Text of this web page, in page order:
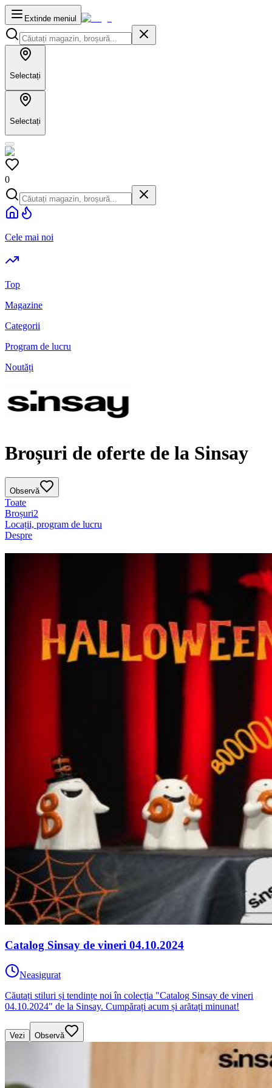
Extinde meniul
Selectați
Selectați
0
Cele mai noi
Top
Magazine
Categorii
Program de lucru
Noutăți
Broșuri de oferte de la Sinsay
Observă
Toate
Broșuri2
Locații, program de lucru
Despre
Catalog Sinsay de vineri 04.10.2024
Neasigurat
Căutați stiluri și tendințe noi în colecția "Catalog Sinsay de vineri
04.10.2024" de la Sinsay. Cumpărați acum și arătați minunat!
Vezi Observă